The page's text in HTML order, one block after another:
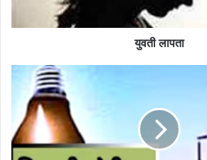
युवती लापता
कार्रवाई